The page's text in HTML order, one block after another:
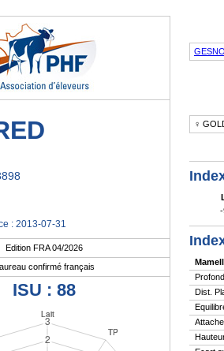
: 2013-07-31
Edition FRA 04/2026
confirmé français
ISU : 88
♀
Dist.